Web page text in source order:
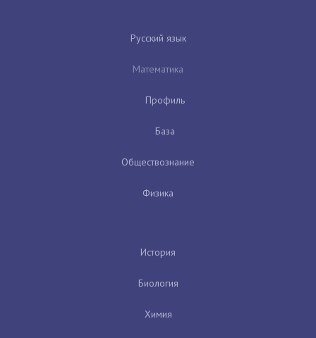
Русский язык
Математика
Профиль
База
Обществознание
Физика
История
Биология
Химия